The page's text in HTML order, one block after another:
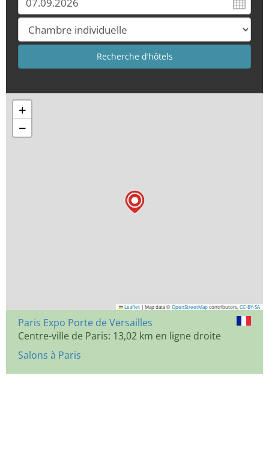
+
−
Leaflet | Map data © OpenStreetMap contributors, CC-BY-SA
Paris Expo Porte de Versailles
Centre-ville de Paris: 13,02 km en ligne droite
Salons à Paris